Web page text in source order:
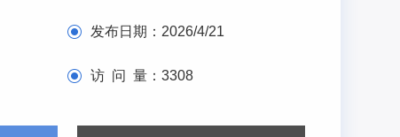
发布日期： 2026/4/21
访 问 量：3308